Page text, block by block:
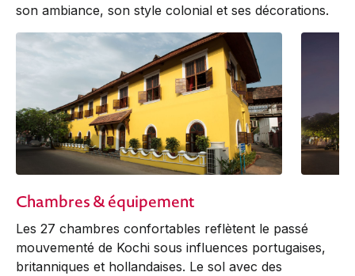
son ambiance, son style colonial et ses décorations.
Chambres & équipement
Les 27 chambres confortables reflètent le passé
mouvementé de Kochi sous influences portugaises,
britanniques et hollandaises. Le sol avec des